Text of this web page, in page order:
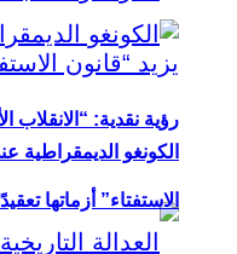
رؤية نقدية: “الانقلاب
الكونغو
الاستفتاء” أزماتها